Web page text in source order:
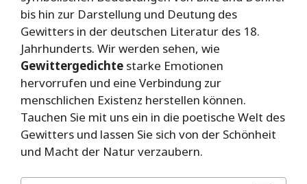
bis hin zur Darstellung und Deutung des
Gewitters in der deutschen Literatur des 18.
Jahrhunderts. Wir werden sehen, wie
Gewittergedichte starke Emotionen
hervorrufen und eine Verbindung zur
menschlichen Existenz herstellen können.
Tauchen Sie mit uns ein in die poetische Welt des
Gewitters und lassen Sie sich von der Schönheit
und Macht der Natur verzaubern.